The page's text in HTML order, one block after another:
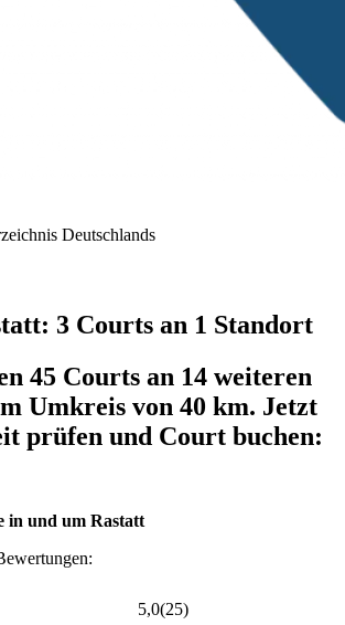
Deutschlands
3 Courts an 1 Standort
45 Courts an 14 weiteren
Umkreis von 40 km. Jetzt
prüfen und Court buchen:
in und um Rastatt
5,0(25)